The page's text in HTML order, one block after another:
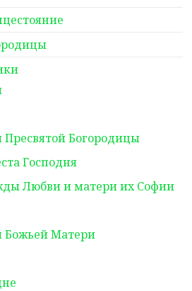
Пресвятой Богородицы
Господня
Любви и матери их Софии
Божьей Матери